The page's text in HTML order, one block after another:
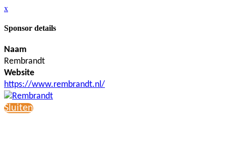
x
Sponsor details
Naam
Rembrandt
Website
https://www.rembrandt.nl/
Sluiten